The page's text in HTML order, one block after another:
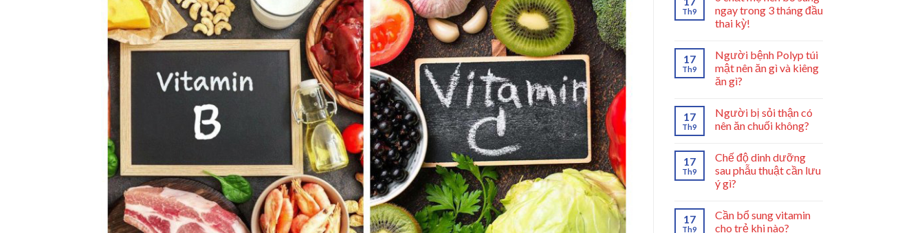
Th9
ngay trong 3 tháng đầu
thai kỳ!
17
Th9
Người bệnh Polyp túi
mật nên ăn gì và kiêng
ăn gì?
17
Th9
Người bị sỏi thận có
nên ăn chuối không?
17
Th9
Chế độ dinh dưỡng
sau phẫu thuật cần lưu
ý gì?
17
Th9
Cần bổ sung vitamin
cho trẻ khi nào?